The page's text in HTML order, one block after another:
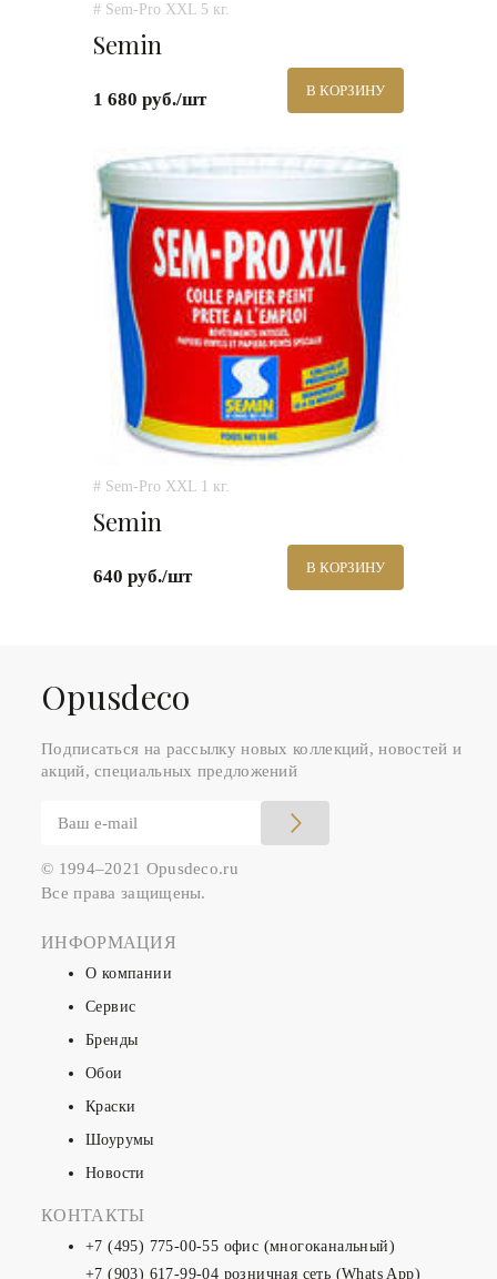
# Sem-Pro XXL 5 кг.
Semin
1 680 руб./шт В КОРЗИНУ
# Sem-Pro XXL 1 кг.
Semin
640 руб./шт В КОРЗИНУ
Оpusdeco
Подписаться на рассылку новых коллекций, новостей и
акций, специальных предложений
© 1994–2021 Opusdeco.ru
Все права защищены.
ИНФОРМАЦИЯ
О компании
Сервис
Бренды
Обои
Краски
Шоурумы
Новости
КОНТАКТЫ
+7 (495) 775-00-55 офис (многоканальный)
+7 (903) 617-99-04 розничная сеть (Whats App)